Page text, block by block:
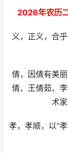
2026年农历
义，正义，合
倩，因倩有美
倩、王倩茹、
术
孝，孝顺，以“